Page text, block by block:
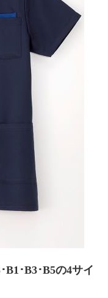
･B3･B5の4サイ